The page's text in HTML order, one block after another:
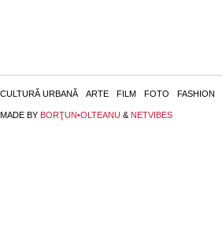
CULTURĂ URBANĂ ARTE FILM FOTO FASHION
MADE BY BORŢUN•OLTEANU & NETVIBES